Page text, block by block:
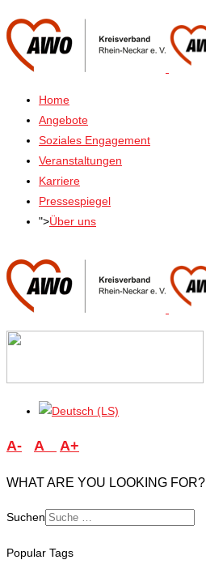
Home
Angebote
Soziales Engagement
Veranstaltungen
Karriere
Pressespiegel
">Über uns
A- A A+
WHAT ARE YOU LOOKING FOR?
Suchen
for results.
Popular Tags